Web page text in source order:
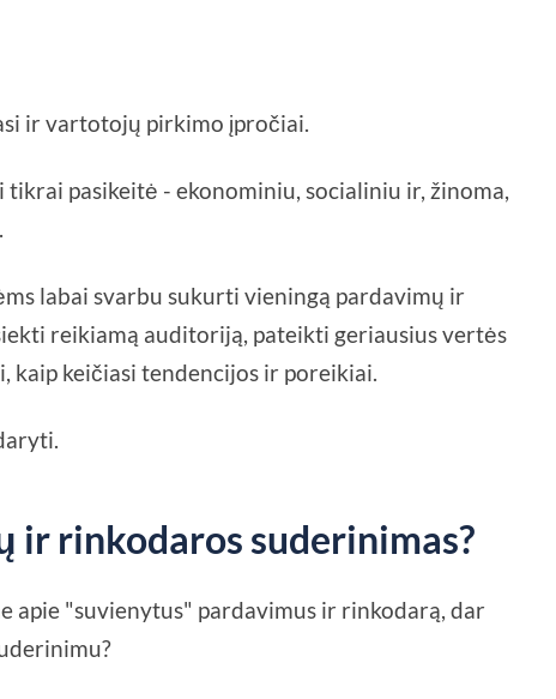
ir vartotojų pirkimo įpročiai.
pasikeitė - ekonominiu, socialiniu ir, žinoma,
labai svarbu sukurti vieningą pardavimų ir
reikiamą auditoriją, pateikti geriausius vertės
kaip keičiasi tendencijos ir poreikiai.
ir rinkodaros suderinimas?
apie "suvienytus" pardavimus ir rinkodarą, dar